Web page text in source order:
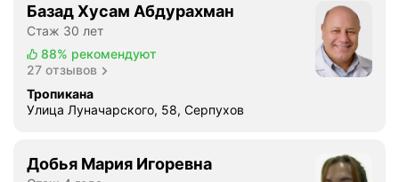
д
а
!
В
с
б
е
Базад Хусам Абдурахман
Стаж 30 лет
88% рекомендуют
27 отзывов
Тропикана
Улица Луначарского, 58, Серпухов
Добья Мария Игоревна